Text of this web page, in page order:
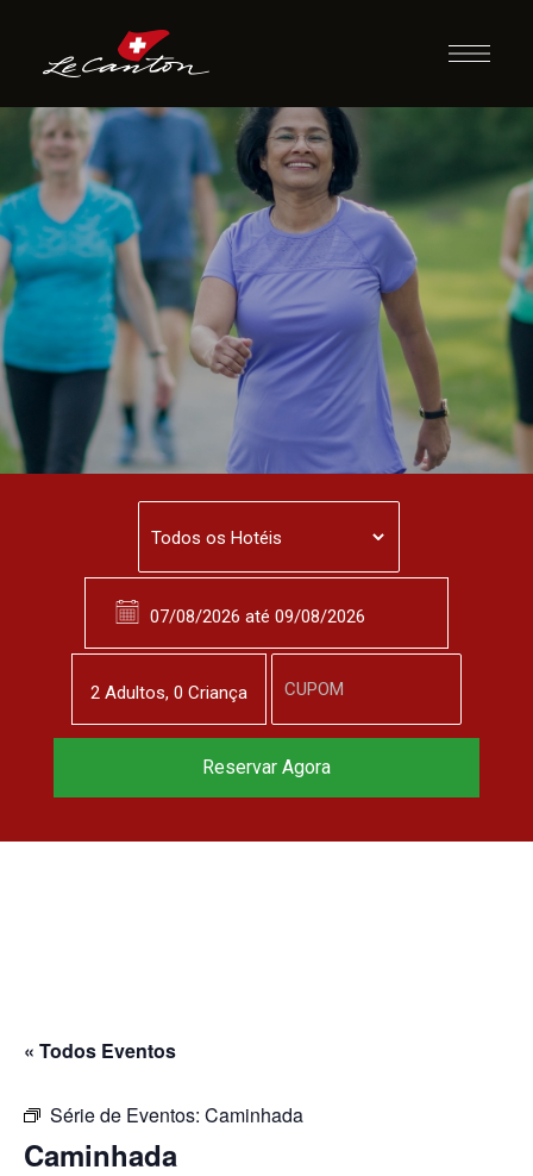
Caminhada
« Todos Eventos
Série de Eventos: Caminhada
Caminhada
2 Adultos, 0 Criança
Reservar Agora